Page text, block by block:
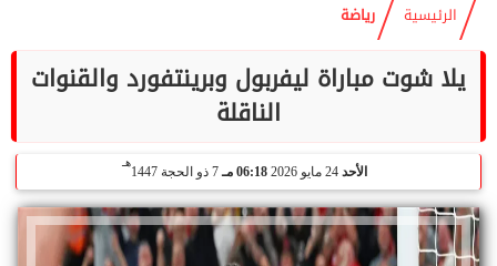
الرئيسية رياضة
يلا شوت مباراة ليفربول وبرينتفورد والقنوات
الناقلة
الأحد 24 مايو 2026 06:18 مـ 7 ذو الحجة 1447
هـ